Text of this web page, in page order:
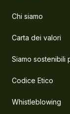
Chi siamo
Carta dei valori
Siamo sostenibili
Codice Etico
Whistleblowing